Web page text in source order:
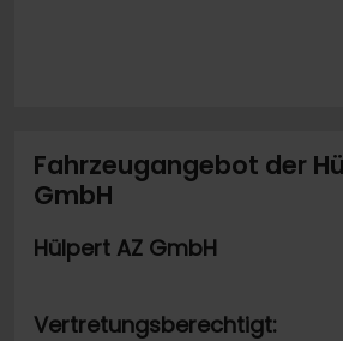
Fahrzeugangebot der
GmbH
Hülpert AZ GmbH
Vertretungsberechtigt: